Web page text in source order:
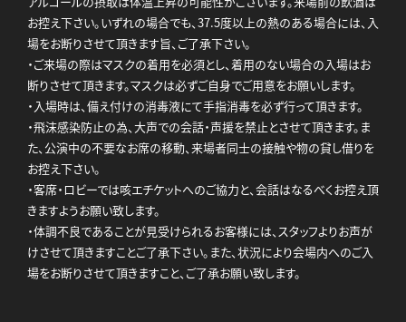
お控え下さい。いずれの場合でも、37.5度以上の熱のある場合には、入
場をお断りさせて頂きます旨、ご了承下さい。
・ご来場の際はマスクの着用を必須とし、着用のない場合の入場はお
断りさせて頂きます。マスクは必ずご自身でご用意をお願いします。
・入場時は、備え付けの消毒液にて手指消毒を必ず行って頂きます。
・飛沫感染防止の為、大声での会話・声援を禁止とさせて頂きます。ま
た、公演中の不要なお席の移動、来場者同士の接触や物の貸し借りを
お控え下さい。
・客席・ロビーでは咳エチケットへのご協力と、会話はなるべくお控え頂
きますようお願い致します。
・体調不良であることが見受けられるお客様には、スタッフよりお声が
けさせて頂きますことご了承下さい。また、状況により会場内へのご入
場をお断りさせて頂きますこと、ご了承お願い致します。